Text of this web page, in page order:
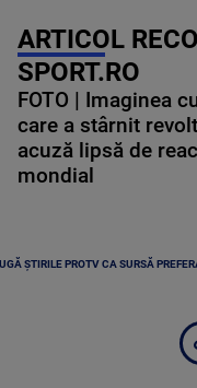
ARTICOL
SPORT.RO
FOTO | Imaginea
care a stârnit
acuză lipsă de
mondial
ȘTIRILE PROTV CA SURSĂ